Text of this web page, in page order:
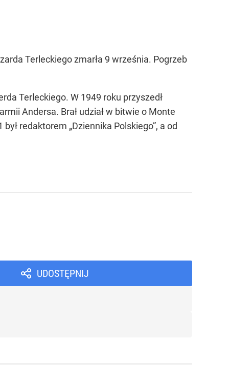
Terleckiego zmarła 9 września. Pogrzeb
Terleckiego. W 1949 roku przyszedł
Andersa. Brał udział w bitwie o Monte
był redaktorem „Dziennika Polskiego”, a od
UDOSTĘPNIJ